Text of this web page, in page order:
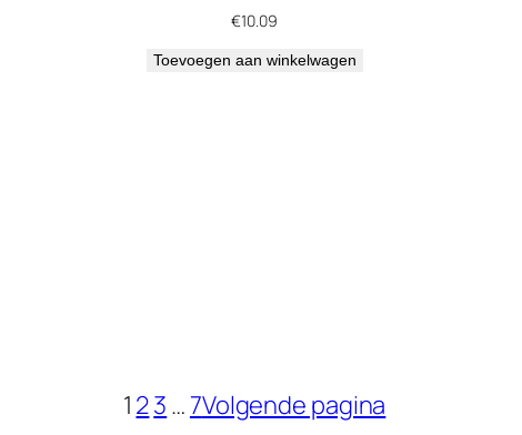
€10.09
Toevoegen aan winkelwagen
1 23 …7Volgende pagina